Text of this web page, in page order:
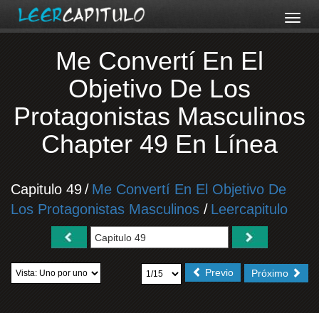
Me Convertí En El
Objetivo De Los
Protagonistas Masculinos
Chapter 49 En Línea
Capitulo 49/ Me Convertí En El Objetivo De
Los Protagonistas Masculinos / Leercapitulo
Próximo
Previo